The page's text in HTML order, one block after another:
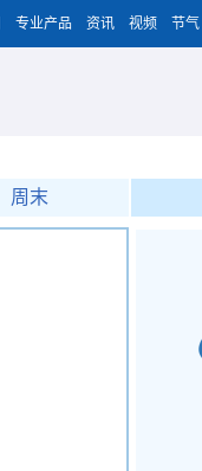
专业产品 资讯 视频 节气
周末